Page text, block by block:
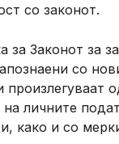
со законот.
за Законот за
со
личните
како и со